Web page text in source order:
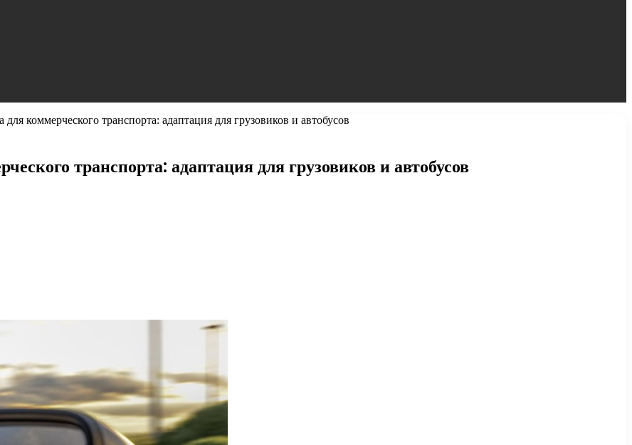
коммерческого транспорта: адаптация для грузовиков и автобусов
транспорта: адаптация для грузовиков и автобусов